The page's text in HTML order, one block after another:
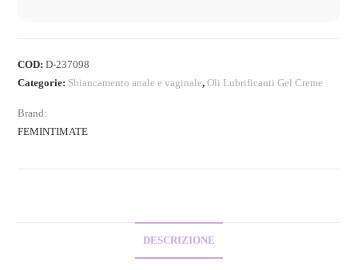
COD:D-237098
Categorie: Sbiancamento anale e vaginale,Oli Lubrificanti Gel Creme
Brand:
FEMINTIMATE
DESCRIZIONE